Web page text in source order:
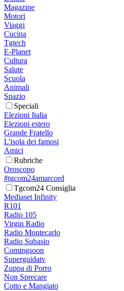
Magazine
Motori
Viaggi
Cucina
Tgtech
E-Planet
Cultura
Salute
Scuola
Animali
Spazio
Speciali
Elezioni Italia
Elezioni estero
Grande Fratello
L'isola dei famosi
Amici
Rubriche
Oroscopo
#tgcom24amarcord
Tgcom24 Consiglia
Mediaset Infinity
R101
Radio 105
Virgin Radio
Radio Montecarlo
Radio Subasio
Comingsoon
Superguidatv
Zuppa di Porro
Non Sprecare
Cotto e Mangiato